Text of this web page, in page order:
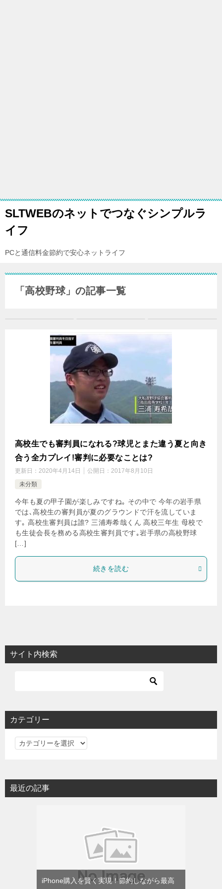
SLTWEBのネットでつなぐシンプルラ
イフ
PCと通信料金節約で安心ネットライフ
「高校野球」の記事一覧
高校生でも審判員になれる?球児とまた違う夏と向き
合う全力プレイ!審判に必要なことは?
更新日： 2020年4月14日 公開日： 2017年8月10日
未分類
今年も夏の甲子園が楽しみですね｡ その中で 今年の岩手県
では､高校生の審判員が夏のグラウンドで汗を流していま
す｡ 高校生審判員は誰? 三浦寿希哉くん 高校三年生 母校で
も生徒会長を務める高校生審判員です｡岩手県の高校野球
[…]
続きを読む
サイト内検索
カテゴリー
カ
リ
ー
最近の記事
iPhone購入を賢く実現！節約しながら最高